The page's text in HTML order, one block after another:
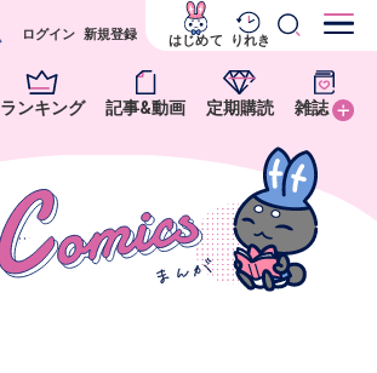
ランキング 記事&動画 定期購読 雑誌
ログイン 新規登録 はじめて りれき